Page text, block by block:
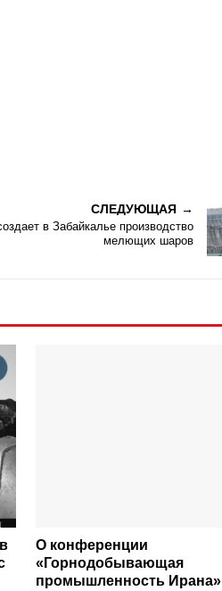
СЛЕДУЮЩАЯ
в Забайкалье производство
мелющих шаров
О конференции
«Горнодобывающая
промышленность Ирана»